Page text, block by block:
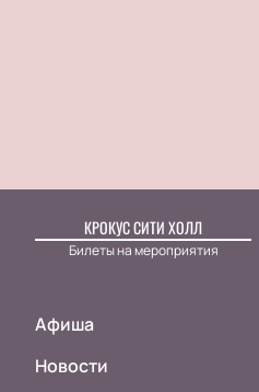
КРОКУС СИТИ ХОЛЛ
Билеты на мероприятия
Афиша
Новости